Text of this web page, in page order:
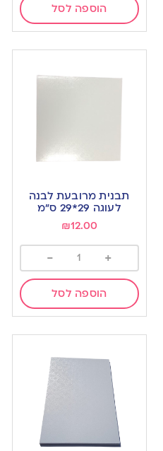
הוספה לסל
תבנית מרובעת לבנה
לעוגה 29*29 ס”מ
₪12.00
+
-
הוספה לסל